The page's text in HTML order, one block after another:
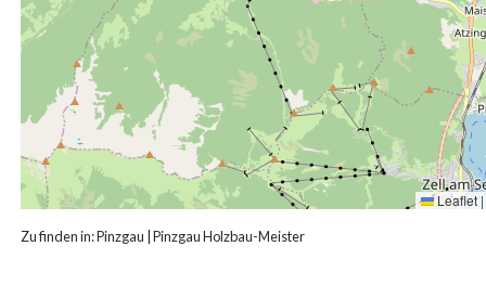
Leaflet |
Zu finden in:Pinzgau |Pinzgau Holzbau-Meister